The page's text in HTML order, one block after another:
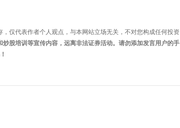
仅代表作者个人观点，与本网站立场无关，不对您构成任何投资
炒股培训等宣传内容，远离非法证券活动。请勿添加发言用户的手